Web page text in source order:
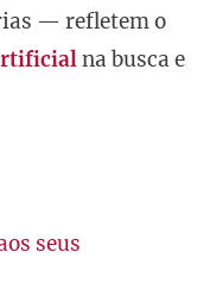
— refletem o
na busca e
seus